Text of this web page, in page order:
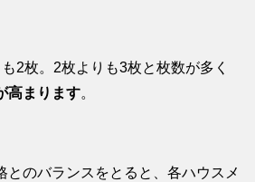
2枚。2枚よりも3枚と枚数が多く
高まります。
とのバランスをとると、各ハウスメ